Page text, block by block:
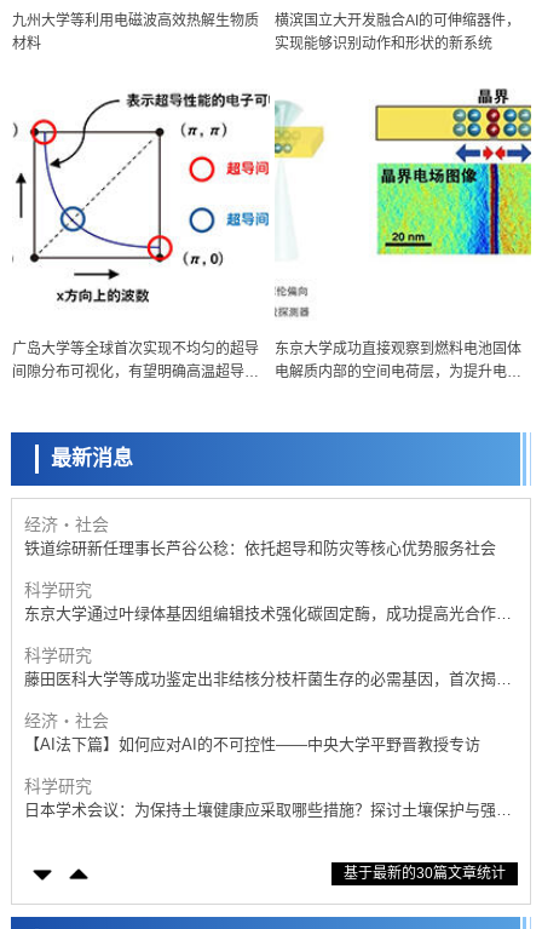
九州大学等利用电磁波高效热解生物质
材料
横滨国立大开发融合AI的可伸缩器件，
实现能够识别动作和形状的新系统
广岛大学等全球首次实现不均匀的超导
间隙分布可视化，有望明确高温超导机
东京大学成功直接观察到燃料电池固体
电解质内部的空间电荷层，为提升电池
最新消息
【AI法下篇】如何应对AI的不可控性——中央大学平野晋教授专访
政策
日本科研费增设国际共同研究强化新类别，促进青年研究人员赴海外开
展研究
经济・社会
铁道综研新任理事长芦谷公稔：依托超导和防灾等核心优势服务社会
科学研究
东京大学通过叶绿体基因组编辑技术强化碳固定酶，成功提高光合作用
科学研究
藤田医科大学等成功鉴定出非结核分枝杆菌生存的必需基因，首次揭示
经济・社会
【AI法下篇】如何应对AI的不可控性——中央大学平野晋教授专访
科学研究
日本学术会议：为保持土壤健康应采取哪些措施？探讨土壤保护与强化
大阪大学开发基于水氢键网络的温度预测新方法，AI从分子排列信息中
经济・社会
基于最新的30篇文章统计